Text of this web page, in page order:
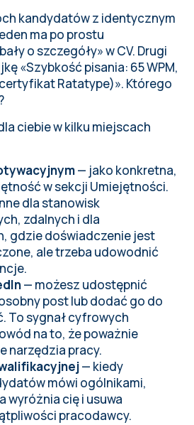
kandydatów z identycznym
ma po prostu
o szczegóły» w CV. Drugi
«Szybkość pisania: 65 WPM,
Ratatype)». Którego
ciebie w kilku miejscach
— jako konkretna,
w sekcji Umiejętności.
dla stanowisk
zdalnych i dla
gdzie doświadczenie jest
ale trzeba udowodnić
— możesz udostępnić
post lub dodać go do
To sygnał cyfrowych
na to, że poważnie
narzędzia pracy.
— kiedy
mówi ogólnikami,
wyróżnia cię i usuwa
pracodawcy.